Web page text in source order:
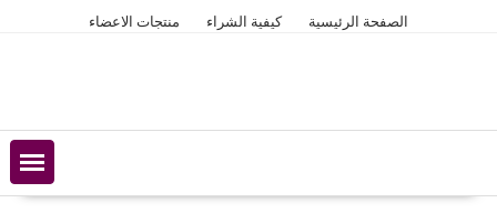
الصفحة الرئيسية كيفية الشراء منتجات الاعضاء